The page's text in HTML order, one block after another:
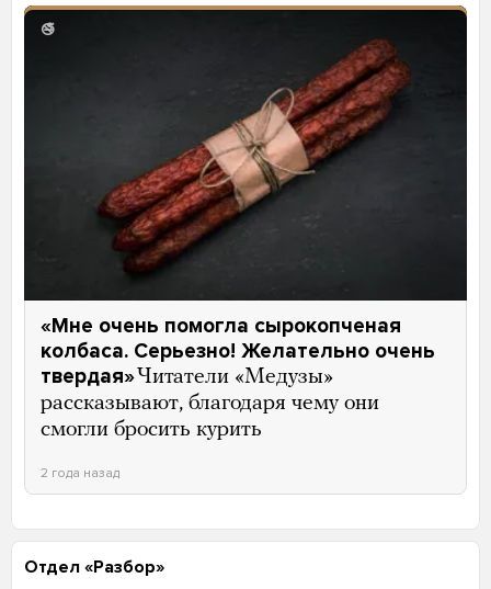
🚭
«Мне очень помогла сырокопченая
колбаса. Серьезно! Желательно очень
твердая»Читатели «Медузы»
рассказывают, благодаря чему они
смогли бросить курить
2 года назад
Отдел «Разбор»